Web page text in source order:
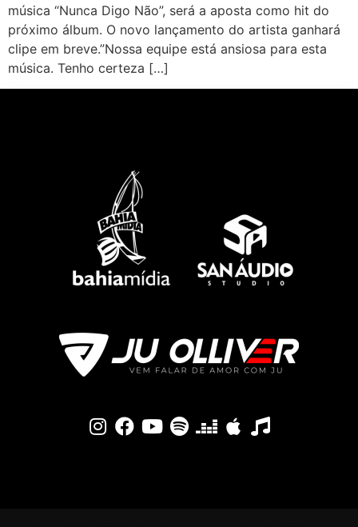
música “Nunca Digo Não”, será a aposta como hit do
próximo álbum. O novo lançamento do artista ganhará
clipe em breve.”Nossa equipe está ansiosa para esta
música. Tenho certeza […]